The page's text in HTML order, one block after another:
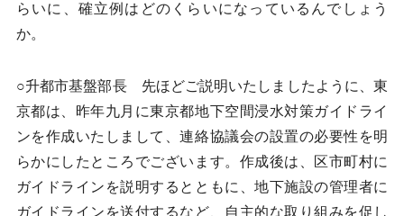
らいに、確立例はどのくらいになっているんでしょう
か。
○升都市基盤部長 先ほどご説明いたしましたように、東
京都は、昨年九月に東京都地下空間浸水対策ガイドライ
ンを作成いたしまして、連絡協議会の設置の必要性を明
らかにしたところでございます。作成後は、区市町村に
ガイドラインを説明するとともに、地下施設の管理者に
ガイドラインを送付するなど、自主的な取り組みを促し